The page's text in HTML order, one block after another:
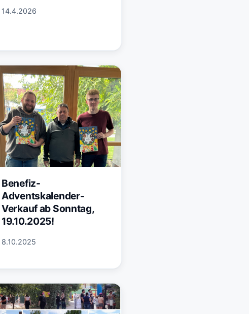
14.4.2026
Benefiz-
Adventskalender-
Verkauf ab Sonntag,
19.10.2025!
8.10.2025